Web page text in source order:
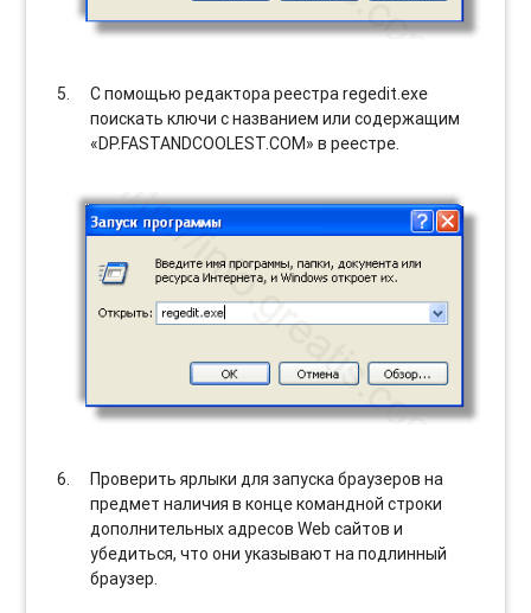
С помощью редактора реестра regedit.exe
поискать ключи с названием или содержащим
«DP.FASTANDCOOLEST.COM» в реестре.
Проверить ярлыки для запуска браузеров на
предмет наличия в конце командной строки
дополнительных адресов Web сайтов и
убедиться, что они указывают на подлинный
браузер.